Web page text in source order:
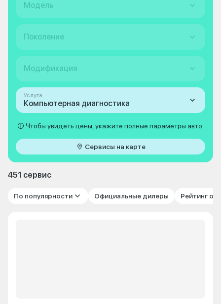
Модель
Поколение
Модификация
Услуга
Компьютерная диагностика
Чтобы увидеть цены, укажите полные параметры авто
Сервисы на карте
451 сервис
По популярности Официальные дилеры Рейтинг